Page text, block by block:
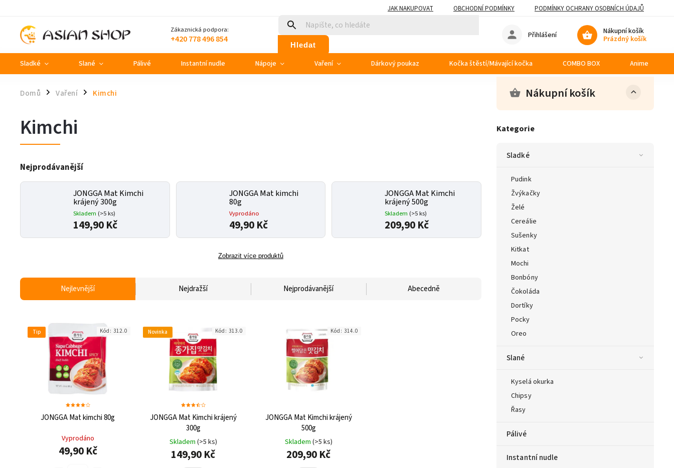
JAK NAKUPOVAT OBCHODNÍ PODMÍNKY PODMÍNKY OCHRANY OSOBNÍCH ÚDAJŮ
Zákaznická podpora:
+420 778 496 854 Hledat
Nákupní košík
Prázdný košík
Přihlášení
Sladké Slané Pálivé Instantní nudle Nápoje Vaření Dárkový poukaz Kočka štěstí/Mávající kočka COMBO BOX Anime
Domů / Vaření / Kimchi Nákupní košík
Kategorie
Sladké
Pudink
Žvýkačky
Želé
Cereálie
Sušenky
Kitkat
Mochi
Bonbóny
Čokoláda
Dortíky
Pocky
Oreo
Slané
Kyselá okurka
Chipsy
Řasy
Pálivé
Instantní nudle
Kimchi
Nejprodávanější
JONGGA Mat Kimchi
krájený 300g
Skladem (>5 ks)
149,90 Kč
JONGGA Mat kimchi
80g
Vyprodáno
49,90 Kč
JONGGA Mat Kimchi
krájený 500g
Skladem (>5 ks)
209,90 Kč
Zobrazit více produktů
Nejlevnější Nejdražší Nejprodávanější Abecedně
Tip
JONGGA Mat kimchi 80g
Vyprodáno
49,90 Kč
Kód: 312.0 Novinka
JONGGA Mat Kimchi krájený
300g
Skladem (>5 ks)
149,90 Kč
Kód: 313.0
JONGGA Mat Kimchi krájený
500g
Skladem (>5 ks)
209,90 Kč
Kód: 314.0